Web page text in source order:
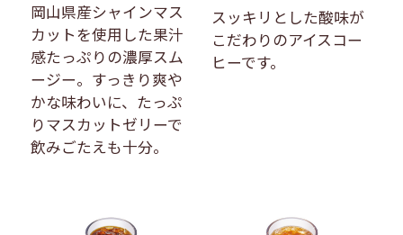
岡山県産シャインマス
カットを使用した果汁
感たっぷりの濃厚スム
ージー。すっきり爽や
かな味わいに、たっぷ
りマスカットゼリーで
飲みごたえも十分。
スッキリとした酸味が
こだわりのアイスコー
ヒーです。